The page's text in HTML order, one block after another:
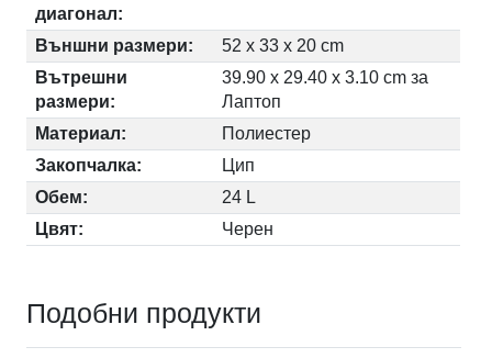
диагонал:
Външни размери:
52 x 33 x 20 cm
Вътрешни
размери:
39.90 x 29.40 x 3.10 cm за
Лаптоп
Материал:
Полиестер
Закопчалка:
Цип
Обем:
24 L
Цвят:
Черен
Подобни продукти